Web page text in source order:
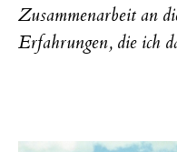
Zusammenarbeit an
Erfahrungen, die ich